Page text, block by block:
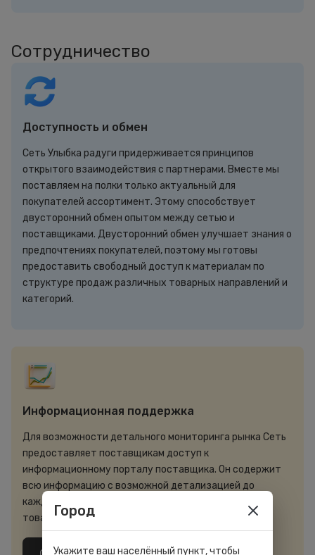
Сотрудничество
Доступность и обмен
Сеть Улыбка радуги придерживается принципов
открытого взаимодействия с партнерами. Вместе мы
поставляем на полки только актуальный для
покупателей ассортимент. Этому способствует
двусторонний обмен опытом между сетью и
поставщиками. Двусторонний обмен улучшает знания о
предпочтениях покупателей, поэтому мы готовы
предоставить свободный доступ к материалам по
структуре продаж различных товарных направлений и
категорий.
Информационная поддержка
Для возможности детального мониторинга рынка Сеть
предоставляет поставщикам доступ к
информационному порталу поставщика. Он содержит
всю информацию с возможной детализацией до
каждого дня, каждой розничной точки и каждой
товарной позиции.
Город
Укажите ваш населённый пункт, чтобы